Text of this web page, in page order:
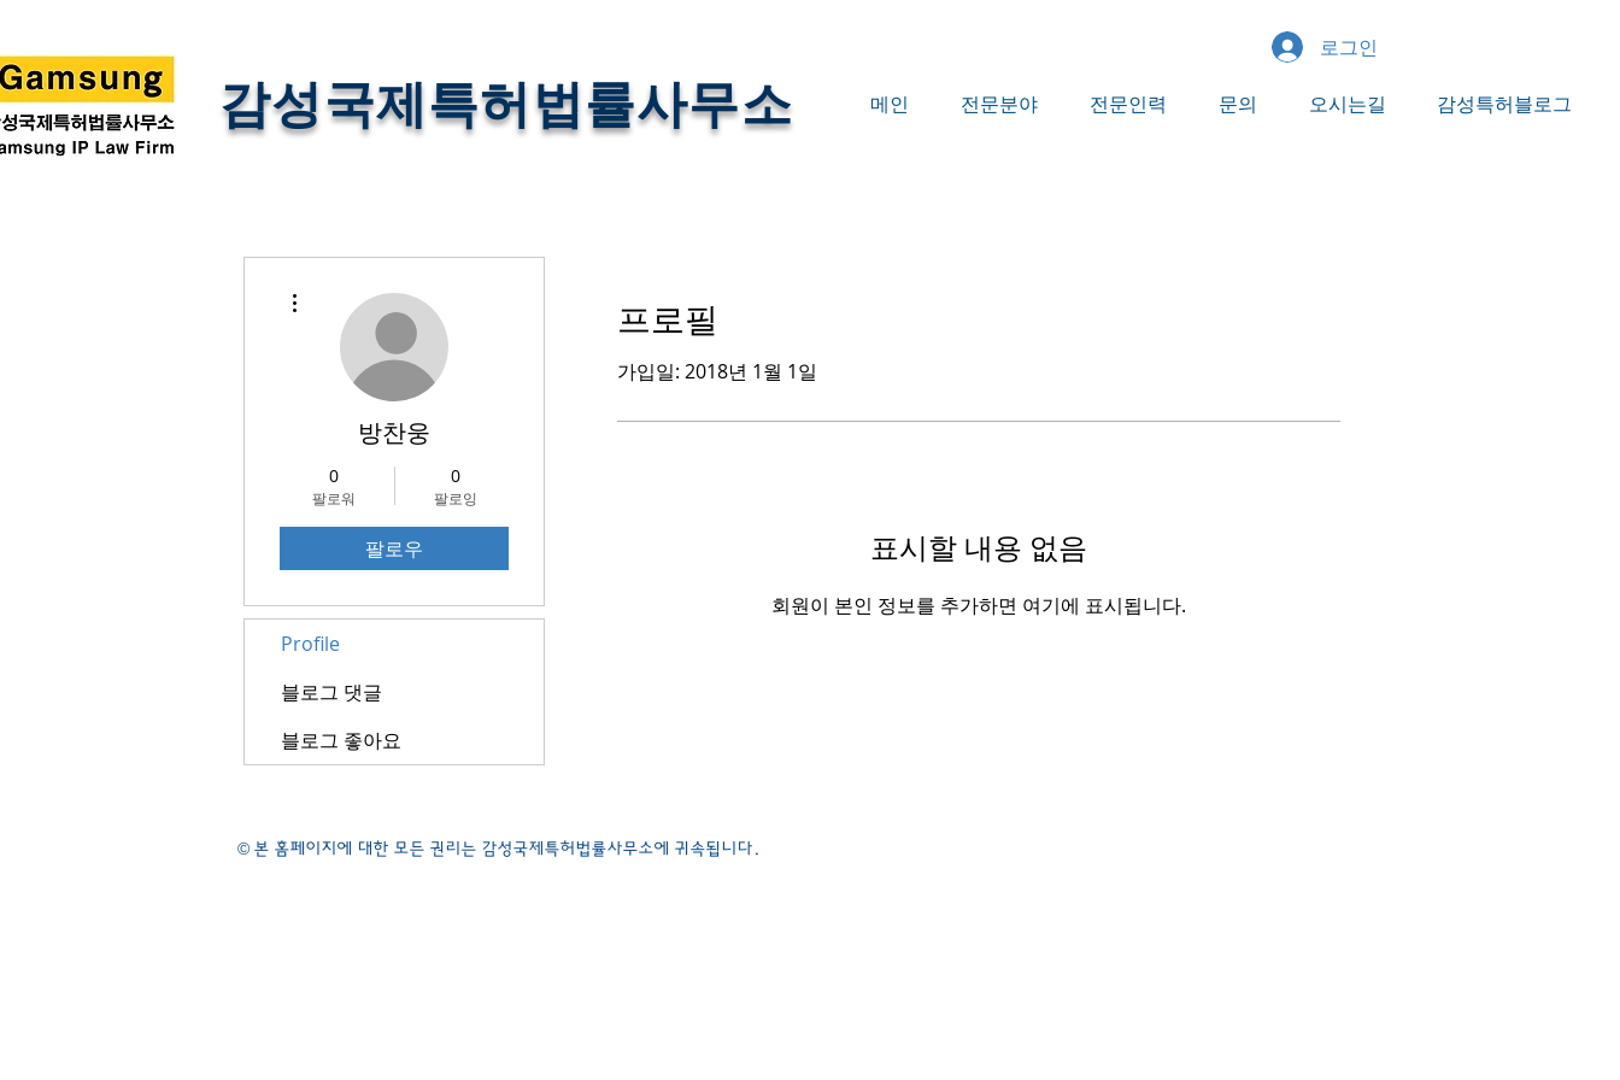
로그인
감성국제특허법률사무소 메인 전문분야 전문인력 문의 오시는길 감성특허블로그
프로필
가입일: 2018년 1월 1일
표시할 내용 없음
회원이 본인 정보를 추가하면 여기에 표시됩니다.
방찬웅
0
팔로워
0
팔로잉
팔로우
Profile
블로그 댓글
블로그 좋아요
© 본 홈페이지에 대한 모든 권리는 감성국제특허법률사무소에 귀속됩니다.